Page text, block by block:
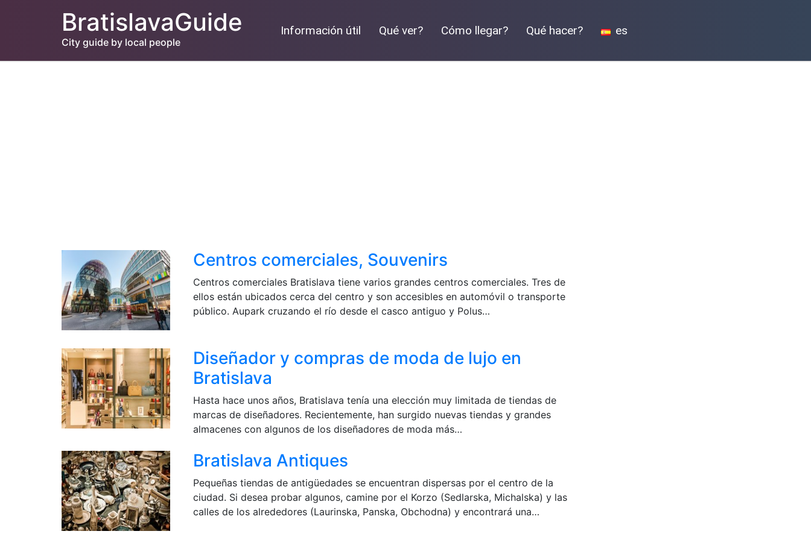
BratislavaGuide
City guide by local people
Información útil Qué ver? Cómo llegar? Qué hacer? es
Centros comerciales, Souvenirs
Centros comerciales Bratislava tiene varios grandes centros comerciales. Tres de
ellos están ubicados cerca del centro y son accesibles en automóvil o transporte
público. Aupark cruzando el río desde el casco antiguo y Polus…
Diseñador y compras de moda de lujo en
Bratislava
Hasta hace unos años, Bratislava tenía una elección muy limitada de tiendas de
marcas de diseñadores. Recientemente, han surgido nuevas tiendas y grandes
almacenes con algunos de los diseñadores de moda más…
Bratislava Antiques
Pequeñas tiendas de antigüedades se encuentran dispersas por el centro de la
ciudad. Si desea probar algunos, camine por el Korzo (Sedlarska, Michalska) y las
calles de los alrededores (Laurinska, Panska, Obchodna) y encontrará una…